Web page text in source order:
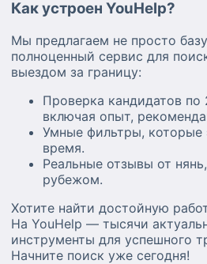
Как устроен YouHelp?
Мы предлагаем не просто
полноценный сервис для
выездом за границу:
Проверка кандидатов
включая опыт,
Умные фильтры, которые
время.
Реальные отзывы от
рубежом.
Хотите найти достойную
На YouHelp — тысячи
инструменты для успешного
Начните поиск уже сегодня!